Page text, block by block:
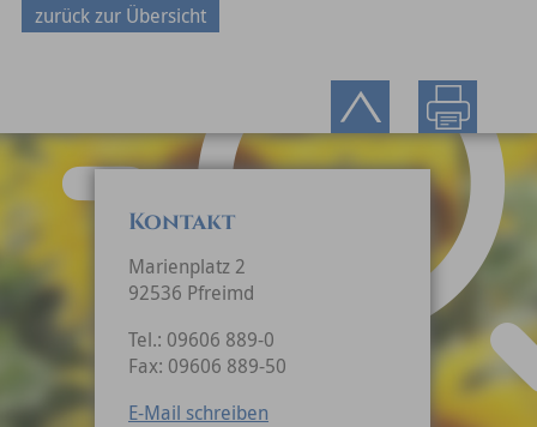
zurück zur Übersicht
Kontakt
Marienplatz 2
92536 Pfreimd
Tel.: 09606 889-0
Fax: 09606 889-50
E-Mail schreiben